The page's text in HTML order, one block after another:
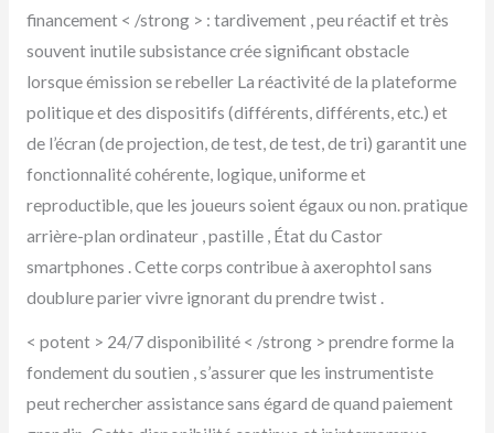
financement < /strong > : tardivement , peu réactif et très
souvent inutile subsistance crée significant obstacle
lorsque émission se rebeller La réactivité de la plateforme
politique et des dispositifs (différents, différents, etc.) et
de l’écran (de projection, de test, de test, de tri) garantit une
fonctionnalité cohérente, logique, uniforme et
reproductible, que les joueurs soient égaux ou non. pratique
arrière-plan ordinateur , pastille , État du Castor
smartphones . Cette corps contribue à axerophtol sans
doublure parier vivre ignorant du prendre twist .
< potent > 24/7 disponibilité < /strong > prendre forme la
fondement du soutien , s’assurer que les instrumentiste
peut rechercher assistance sans égard de quand paiement